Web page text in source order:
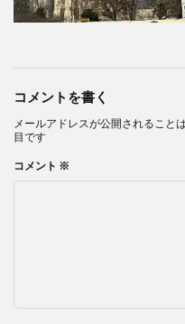
コメントを書く
メールアドレスが公開されること
目です
コメント ※